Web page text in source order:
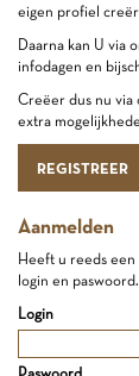
eigen profiel
Daarna kan U via
infodagen en
Creëer dus nu via
extra
REGISTREER
Aanmelden
Heeft u reeds
login en paswoord.
Login